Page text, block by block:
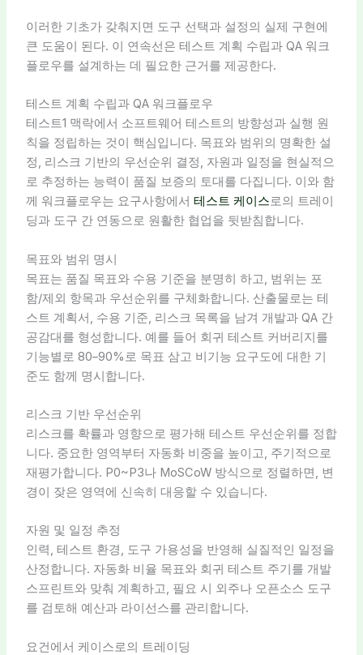
이러한 기초가 갖춰지면 도구 선택과 설정의 실제 구현에
큰 도움이 된다. 이 연속선은 테스트 계획 수립과 QA 워크
플로우를 설계하는 데 필요한 근거를 제공한다.
테스트 계획 수립과 QA 워크플로우
테스트1 맥락에서 소프트웨어 테스트의 방향성과 실행 원
칙을 정립하는 것이 핵심입니다. 목표와 범위의 명확한 설
정, 리스크 기반의 우선순위 결정, 자원과 일정을 현실적으
로 추정하는 능력이 품질 보증의 토대를 다집니다. 이와 함
께 워크플로우는 요구사항에서 테스트 케이스로의 트레이
딩과 도구 간 연동으로 원활한 협업을 뒷받침합니다.
목표와 범위 명시
목표는 품질 목표와 수용 기준을 분명히 하고, 범위는 포
함/제외 항목과 우선순위를 구체화합니다. 산출물로는 테
스트 계획서, 수용 기준, 리스크 목록을 남겨 개발과 QA 간
공감대를 형성합니다. 예를 들어 회귀 테스트 커버리지를
기능별로 80–90%로 목표 삼고 비기능 요구도에 대한 기
준도 함께 명시합니다.
리스크 기반 우선순위
리스크를 확률과 영향으로 평가해 테스트 우선순위를 정합
니다. 중요한 영역부터 자동화 비중을 높이고, 주기적으로
재평가합니다. P0~P3나 MoSCoW 방식으로 정렬하면, 변
경이 잦은 영역에 신속히 대응할 수 있습니다.
자원 및 일정 추정
인력, 테스트 환경, 도구 가용성을 반영해 실질적인 일정을
산정합니다. 자동화 비율 목표와 회귀 테스트 주기를 개발
스프린트와 맞춰 계획하고, 필요 시 외주나 오픈소스 도구
를 검토해 예산과 라이선스를 관리합니다.
요건에서 케이스로의 트레이딩